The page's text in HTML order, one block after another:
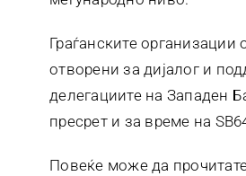
Граѓанските организации
отворени за дијалог и
делегациите на Западен
пресрет и за време на
Повеќе може да